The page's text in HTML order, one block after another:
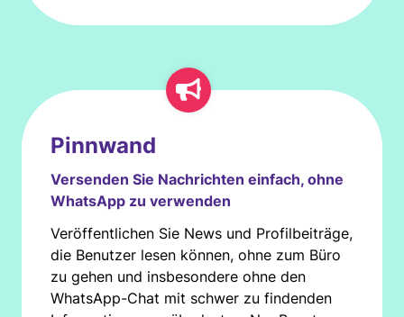
Pinnwand
Versenden Sie Nachrichten einfach, ohne
WhatsApp zu verwenden
Veröffentlichen Sie News und Profilbeiträge,
die Benutzer lesen können, ohne zum Büro
zu gehen und insbesondere ohne den
WhatsApp-Chat mit schwer zu findenden